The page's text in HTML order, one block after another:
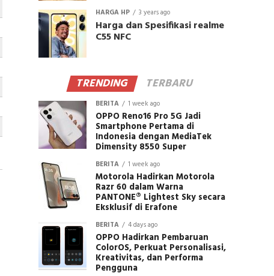
HARGA HP 3 years ago
Harga dan Spesifikasi realme
C55 NFC
TRENDING TERBARU
BERITA 1 week ago
OPPO Reno16 Pro 5G Jadi
Smartphone Pertama di
Indonesia dengan MediaTek
Dimensity 8550 Super
BERITA 1 week ago
Motorola Hadirkan Motorola
Razr 60 dalam Warna
PANTONE® Lightest Sky secara
Eksklusif di Erafone
BERITA 4 days ago
OPPO Hadirkan Pembaruan
ColorOS, Perkuat Personalisasi,
Kreativitas, dan Performa
Pengguna